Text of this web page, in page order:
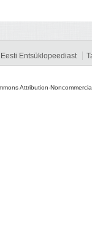
Eesti Entsüklopeediast
Attribution-